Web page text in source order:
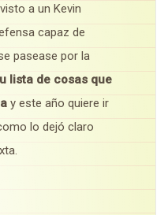
a un Kevin
capaz de
pasease por la
lista de cosas que
y este año quiere ir
lo dejó claro